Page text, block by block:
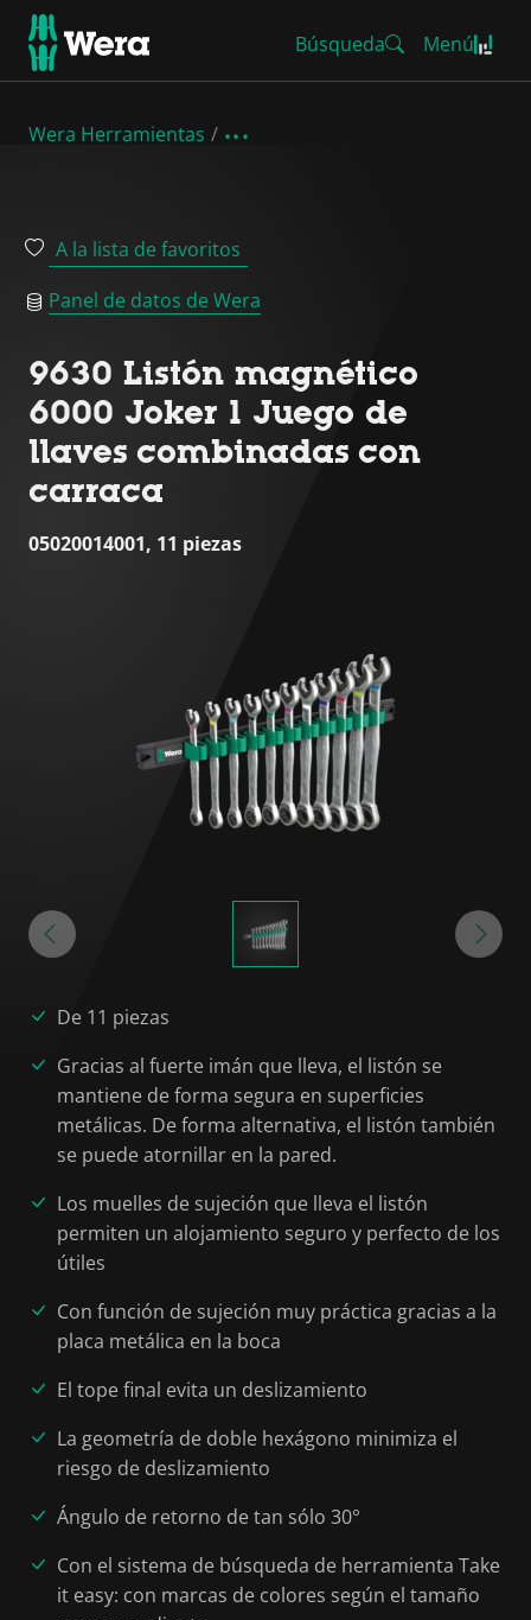
Búsqueda Menú
Wera Herramientas
A la lista de favoritos
Panel de datos de Wera
9630 Listón magnético
6000 Joker 1 Juego de
llaves combinadas con
carraca
05020014001, 11 piezas
De 11 piezas
Gracias al fuerte imán que lleva, el listón se
mantiene de forma segura en superficies
metálicas. De forma alternativa, el listón también
se puede atornillar en la pared.
Los muelles de sujeción que lleva el listón
permiten un alojamiento seguro y perfecto de los
útiles
Con función de sujeción muy práctica gracias a la
placa metálica en la boca
El tope final evita un deslizamiento
La geometría de doble hexágono minimiza el
riesgo de deslizamiento
Ángulo de retorno de tan sólo 30°
Con el sistema de búsqueda de herramienta Take
it easy: con marcas de colores según el tamaño